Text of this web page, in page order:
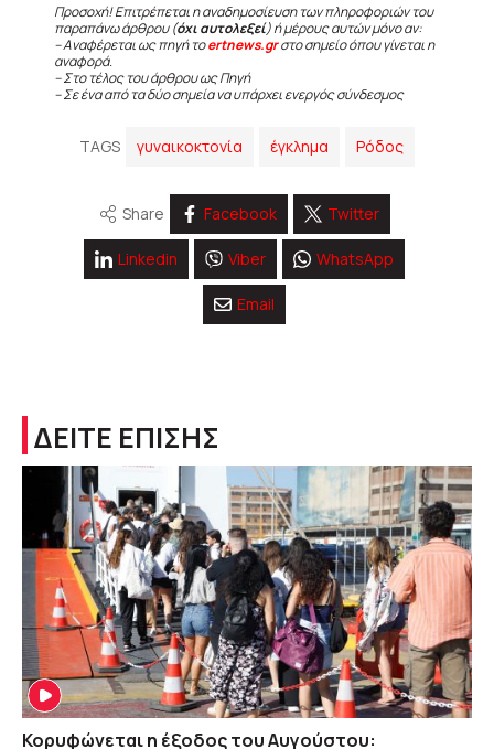
Προσοχή! Επιτρέπεται η αναδημοσίευση των πληροφοριών του
παραπάνω άρθρου (όχι αυτολεξεί) ή μέρους αυτών μόνο αν:
– Αναφέρεται ως πηγή τοertnews.grστο σημείο όπου γίνεται η
αναφορά.
– Στο τέλος του άρθρου ως Πηγή
– Σε ένα από τα δύο σημεία να υπάρχει ενεργός σύνδεσμος
TAGS γυναικοκτονία έγκλημα Ρόδος
Share Facebook Twitter
Linkedin Viber WhatsApp
Email
ΔΕΙΤΕ ΕΠΙΣΗΣ
Κορυφώνεται η έξοδος του Αυγούστου: